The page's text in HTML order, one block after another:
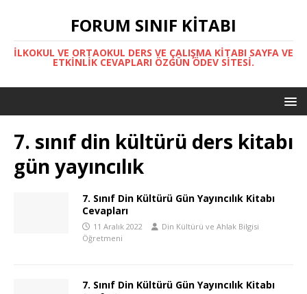
FORUM SINIF KITABI
İLKOKUL VE ORTAOKUL DERS VE ÇALIŞMA KITABI SAYFA VE
ETKINLIK CEVAPLARI ÖZGÜN ÖDEV SITESI.
7. sınıf din kültürü ders kitabı
gün yayıncılık
7. Sınıf Din Kültürü Gün Yayıncılık Kitabı
Cevapları
11 Aralık 2022
Din Kültürü ve Ahlak Bilgisi
Öğretmeni
7. Sınıf Din Kültürü Gün Yayıncılık Kitabı